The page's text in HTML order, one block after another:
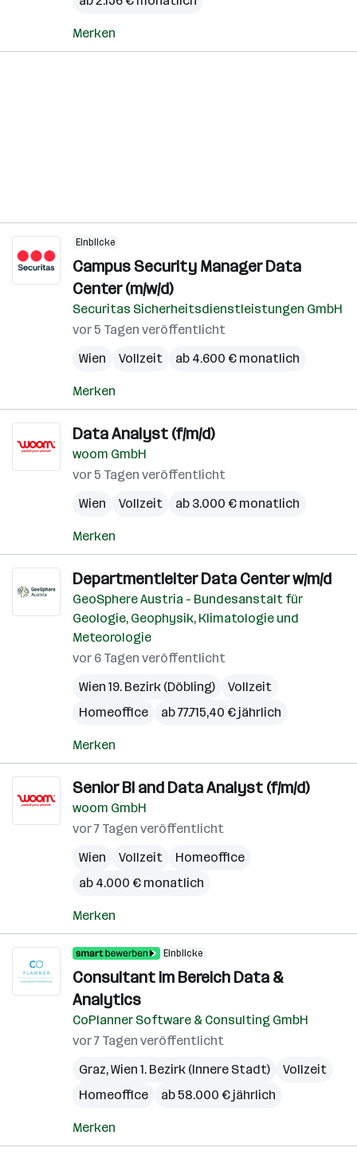
Merken
Einblicke
Campus Security Manager Data
Center (m/w/d)
Securitas Sicherheitsdienstleistungen GmbH
vor 5 Tagen veröffentlicht
Wien
Vollzeit ab 4.600 € monatlich
Merken
Data Analyst (f/m/d)
woom GmbH
vor 5 Tagen veröffentlicht
Wien
Vollzeit ab 3.000 € monatlich
Merken
Departmentleiter Data Center w/m/d
GeoSphere Austria - Bundesanstalt für
Geologie, Geophysik, Klimatologie und
Meteorologie
vor 6 Tagen veröffentlicht
Wien 19. Bezirk (Döbling)
Vollzeit
Homeoffice
ab 77.715,40 € jährlich
Merken
Senior BI and Data Analyst (f/m/d)
woom GmbH
vor 7 Tagen veröffentlicht
Wien
Vollzeit
Homeoffice
ab 4.000 € monatlich
Merken
Einblicke
Consultant im Bereich Data &
Analytics
CoPlanner Software & Consulting GmbH
vor 7 Tagen veröffentlicht
Graz,Wien 1. Bezirk (Innere Stadt)
Vollzeit
Homeoffice
ab 58.000 € jährlich
Merken